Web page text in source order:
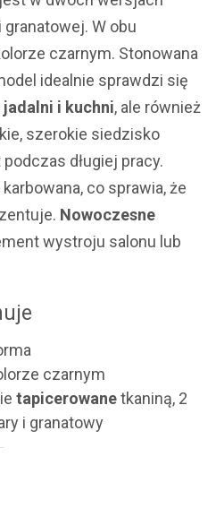
W obu
czarnym. Stonowana
idealnie sprawdzi się
jadalni i kuchni, ale również
szerokie siedzisko
długiej pracy.
co sprawia, że
Nowoczesne
wystroju salonu lub
czarnym
tapicerowanetkaniną, 2
i granatowy